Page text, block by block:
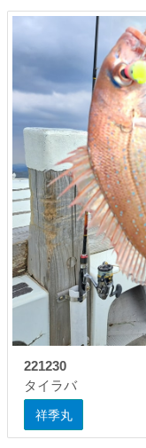
221230
タイラバ
祥季丸